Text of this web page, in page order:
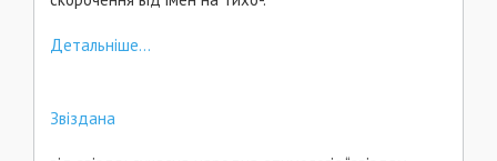
Детальніше...
Звіздана